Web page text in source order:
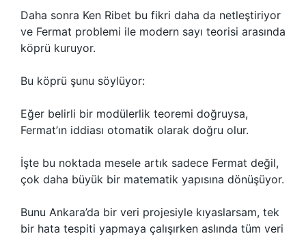
Daha sonra Ken Ribet bu fikri daha da netleştiriyor
ve Fermat problemi ile modern sayı teorisi arasında
köprü kuruyor.
Bu köprü şunu söylüyor:
Eğer belirli bir modülerlik teoremi doğruysa,
Fermat’ın iddiası otomatik olarak doğru olur.
İşte bu noktada mesele artık sadece Fermat değil,
çok daha büyük bir matematik yapısına dönüşüyor.
Bunu Ankara’da bir veri projesiyle kıyaslarsam, tek
bir hata tespiti yapmaya çalışırken aslında tüm veri